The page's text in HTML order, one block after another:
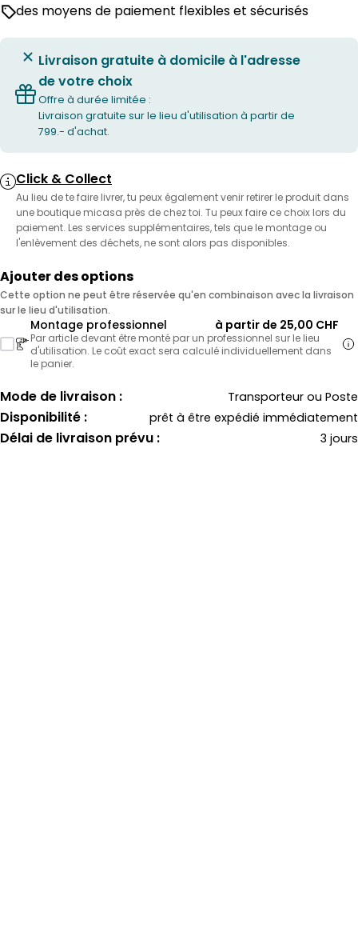
des moyens de paiement flexibles et sécurisés
Livraison gratuite à domicile à l'adresse
de votre choix
Offre à durée limitée :
Livraison gratuite sur le lieu d'utilisation à partir de
799.- d'achat.
Click & Collect
Au lieu de te faire livrer, tu peux également venir retirer le produit dans
une boutique micasa près de chez toi. Tu peux faire ce choix lors du
paiement. Les services supplémentaires, tels que le montage ou
l'enlèvement des déchets, ne sont alors pas disponibles.
Ajouter des options
Cette option ne peut être réservée qu'en combinaison avec la livraison
sur le lieu d'utilisation.
Montage professionnel à partir de 25,00 CHF
Par article devant être monté par un professionnel sur le lieu
d'utilisation. Le coût exact sera calculé individuellement dans
le panier.
Mode de livraison : Transporteur ou Poste
Disponibilité : prêt à être expédié immédiatement
Délai de livraison prévu : 3 jours